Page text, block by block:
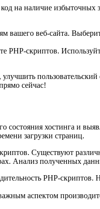
на наличие
вашего веб-сайта.
PHP-скриптов.
сейчас!
хостинга и
загрузки страниц.
Существуют
Анализ полученных
PHP-
аспектом